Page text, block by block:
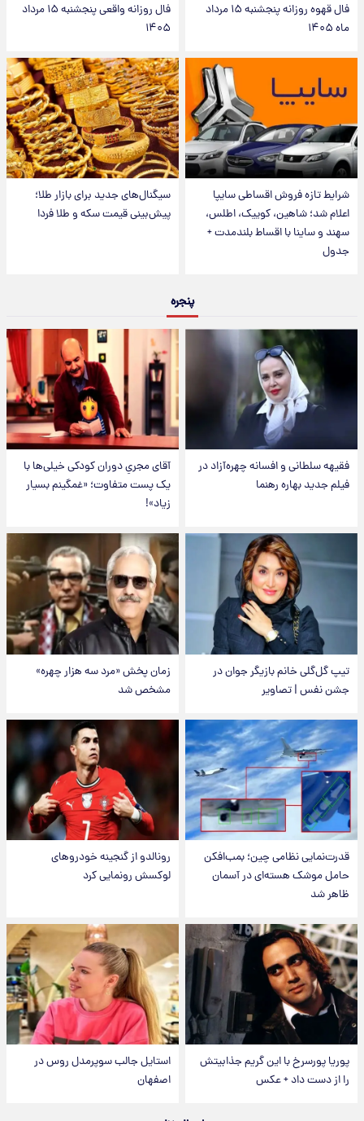
فال قهوه روزانه پنجشنبه ۱۵ مرداد
ماه ۱۴۰۵
فال روزانه واقعی پنجشنبه ۱۵ مرداد
۱۴۰۵
شرایط تازه فروش اقساطی سایپا
اعلام شد؛ شاهین، کوییک، اطلس،
سهند و ساینا با اقساط بلندمدت +
جدول
سیگنال‌های جدید برای بازار طلا؛
پیش‌بینی قیمت سکه و طلا فردا
پنجره
فقیهه سلطانی و افسانه چهره‌آزاد در
فیلم جدید بهاره رهنما
آقای مجریِ دوران کودکی خیلی‌ها با
یک پست متفاوت؛ «غمگینم بسیار
زیاد»!
تیپ گل‌گلی خانم بازیگر جوان در
جشن نفس | تصاویر
زمان پخش «مرد سه هزار چهره»
مشخص شد
قدرت‌نمایی نظامی چین؛ بمب‌افکن
حامل موشک هسته‌ای در آسمان
ظاهر شد
رونالدو از گنجینه خودروهای
لوکسش رونمایی کرد
پوریا پورسرخ با این گریم جذابیتش
را از دست داد + عکس
استایل جالب سوپرمدل روس در
اصفهان